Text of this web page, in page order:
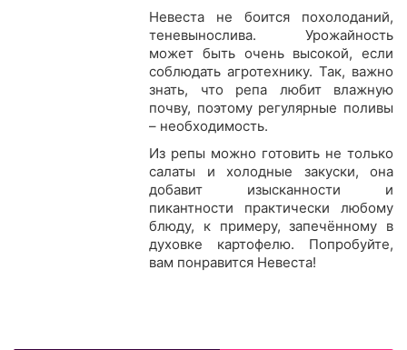
Невеста не боится похолоданий,
теневынослива. Урожайность
может быть очень высокой, если
соблюдать агротехнику. Так, важно
знать, что репа любит влажную
почву, поэтому регулярные поливы
– необходимость.
Из репы можно готовить не только
салаты и холодные закуски, она
добавит изысканности и
пикантности практически любому
блюду, к примеру, запечённому в
духовке картофелю. Попробуйте,
вам понравится Невеста!